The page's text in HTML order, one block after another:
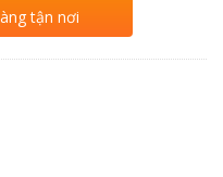
tận nơi